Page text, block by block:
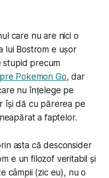
care nu are nici o
lui Bostrom e ușor
stupid precum
Pokemon Go, dar
nu înțelege pe
își dă cu părerea pe
a faptelor.
asta că desconsider
e un filozof veritabil și
câmpii (zic eu), nu o